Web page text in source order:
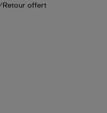
Retour offert